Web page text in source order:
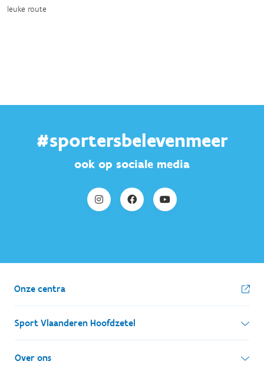
leuke route
#sportersbelevenmeer
ook op sociale media
Onze centra
Sport Vlaanderen Hoofdzetel
Simon Bolivarlaan 17
Over ons